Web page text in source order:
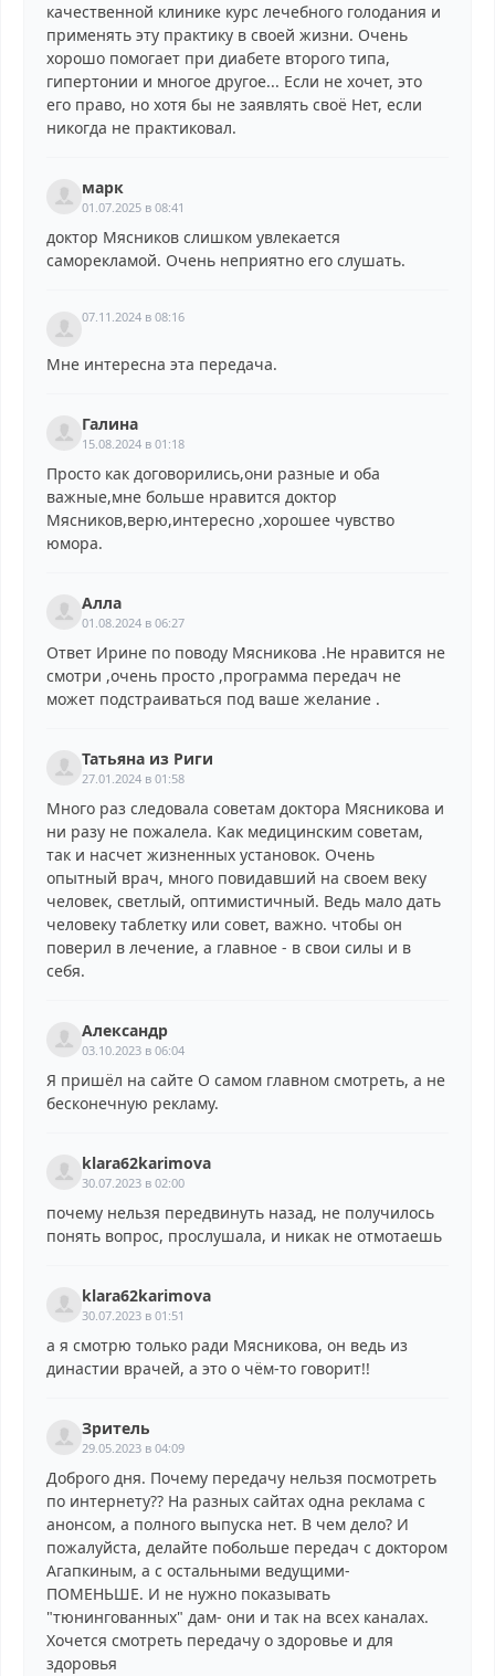
качественной клинике курс лечебного голодания и
применять эту практику в своей жизни. Очень
хорошо помогает при диабете второго типа,
гипертонии и многое другое... Если не хочет, это
его право, но хотя бы не заявлять своё Нет, если
никогда не практиковал.
марк
01.07.2025 в 08:41
доктор Мясников слишком увлекается
саморекламой. Очень неприятно его слушать.
07.11.2024 в 08:16
Мне интересна эта передача.
Галина
15.08.2024 в 01:18
Просто как договорились,они разные и оба
важные,мне больше нравится доктор
Мясников,верю,интересно ,хорошее чувство
юмора.
Алла
01.08.2024 в 06:27
Ответ Ирине по поводу Мясникова .Не нравится не
смотри ,очень просто ,программа передач не
может подстраиваться под ваше желание .
Татьяна из Риги
27.01.2024 в 01:58
Много раз следовала советам доктора Мясникова и
ни разу не пожалела. Как медицинским советам,
так и насчет жизненных установок. Очень
опытный врач, много повидавший на своем веку
человек, светлый, оптимистичный. Ведь мало дать
человеку таблетку или совет, важно. чтобы он
поверил в лечение, а главное - в свои силы и в
себя.
Александр
03.10.2023 в 06:04
Я пришёл на сайте О самом главном смотреть, а не
бесконечную рекламу.
klara62karimova
30.07.2023 в 02:00
почему нельзя передвинуть назад, не получилось
понять вопрос, прослушала, и никак не отмотаешь
klara62karimova
30.07.2023 в 01:51
а я смотрю только ради Мясникова, он ведь из
династии врачей, а это о чём-то говорит!!
Зритель
29.05.2023 в 04:09
Доброго дня. Почему передачу нельзя посмотреть
по интернету?? На разных сайтах одна реклама с
анонсом, а полного выпуска нет. В чем дело? И
пожалуйста, делайте побольше передач с доктором
Агапкиным, а с остальными ведущими-
ПОМЕНЬШЕ. И не нужно показывать
"тюнингованных" дам- они и так на всех каналах.
Хочется смотреть передачу о здоровье и для
здоровья